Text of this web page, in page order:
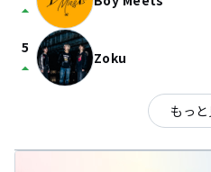
arrow_drop_up
5
arrow_drop_up Zoku
もっと